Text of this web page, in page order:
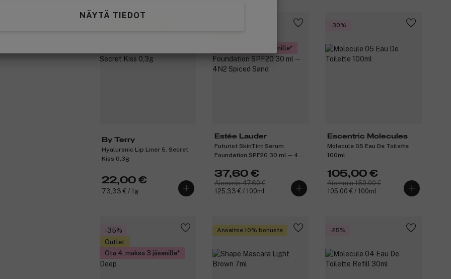
NÄYTÄ TIEDOT
By Terry
Hyaluronic Lip Liner 5. Secret
Kiss 0,3g
22,00 €
73,33 € / 1g
Ota 4, maksa 3 jäsenille
Estée Lauder
Futurist SkinTint Serum
Foundation SPF20 30 ml ─ 4N2
37,60 €
Aiemmin 47,60 €
125,33 € / 100ml
-30%
Escentric Molecules
Molecule 05 Eau De Toilette
100ml
105,00 €
Aiemmin 150,00 €
105,00 € / 100ml
-35%
Outlet
Ota 4, maksa 3 jäsenille
Ansaitse 10% bonusta -25%